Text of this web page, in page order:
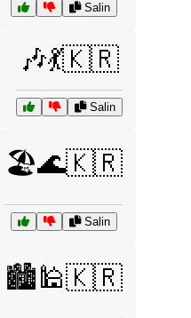
Salin
🎶💃🇰🇷
Salin
🏖️🌊🇰🇷
Salin
🏙️🕌🇰🇷